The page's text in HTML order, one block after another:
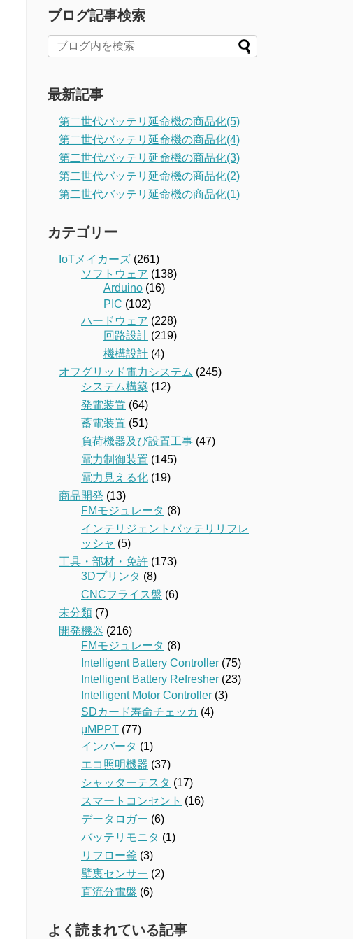
ブログ記事検索
最新記事
第二世代バッテリ延命機の商品化(5)
第二世代バッテリ延命機の商品化(4)
第二世代バッテリ延命機の商品化(3)
第二世代バッテリ延命機の商品化(2)
第二世代バッテリ延命機の商品化(1)
カテゴリー
IoTメイカーズ (261)
ソフトウェア (138)
Arduino (16)
PIC (102)
ハードウェア (228)
回路設計 (219)
機構設計 (4)
オフグリッド電力システム (245)
システム構築 (12)
発電装置 (64)
蓄電装置 (51)
負荷機器及び設置工事 (47)
電力制御装置 (145)
電力見える化 (19)
商品開発 (13)
FMモジュレータ (8)
インテリジェントバッテリリフレ
ッシャ (5)
工具・部材・免許 (173)
3Dプリンタ (8)
CNCフライス盤 (6)
未分類 (7)
開発機器 (216)
FMモジュレータ (8)
Intelligent Battery Controller (75)
Intelligent Battery Refresher (23)
Intelligent Motor Controller (3)
SDカード寿命チェッカ (4)
μMPPT (77)
インバータ (1)
エコ照明機器 (37)
シャッターテスタ (17)
スマートコンセント (16)
データロガー (6)
バッテリモニタ (1)
リフロー釜 (3)
壁裏センサー (2)
直流分電盤 (6)
よく読まれている記事